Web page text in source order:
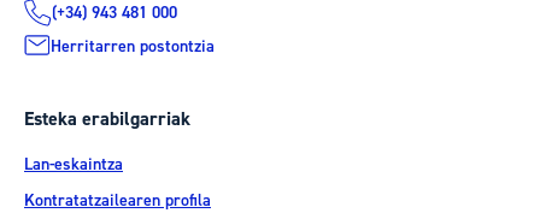
(+34) 943 481 000
Herritarren postontzia
Esteka erabilgarriak
Lan-eskaintza
Kontratatzailearen profila